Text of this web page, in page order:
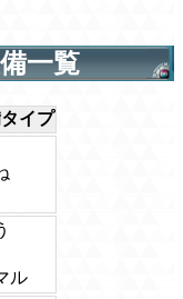
一覧
イプ
ル